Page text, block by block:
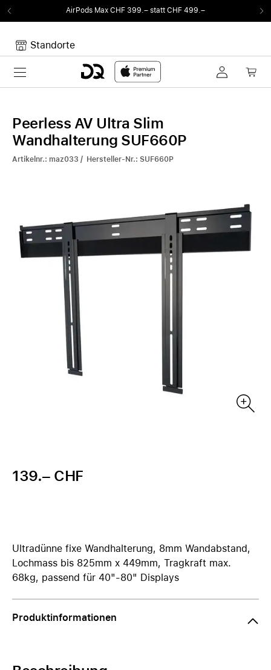
AirPods Max CHF 399.– statt CHF 499.–
Standorte
Toggle navigation
Peerless AV Ultra Slim
Wandhalterung SUF660P
Artikelnr.: maz033 / Hersteller-Nr.: SUF660P
139.– CHF
Ultradünne fixe Wandhalterung, 8mm Wandabstand,
Lochmass bis 825mm x 449mm, Tragkraft max.
68kg, passend für 40"-80" Displays
Produktinformationen